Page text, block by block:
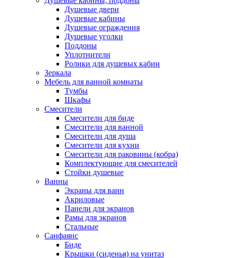
Душевые двери
Душевые кабины
Душевые ограждения
Душевые уголки
Поддоны
Уплотнители
Ролики для душевых кабин
Зеркала
Мебель для ванной комнаты
Тумбы
Шкафы
Смесители
Смесители для биде
Смесители для ванной
Смесители для душа
Смесители для кухни
Смесители для раковины (кобра)
Комплектующие для смесителей
Стойки душевые
Ванны
Экраны для ванн
Акриловые
Панели для экранов
Рамы для экранов
Стальные
Санфаянс
Биде
Крышки (сиденья) на унитаз